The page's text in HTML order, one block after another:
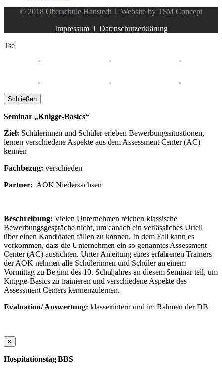
© 2018 Oberschule Hanstedt l Website by TSM Concept
Impressuml Datenschutzerklärung
Tse
Schließen
Seminar „Knigge-Basics“
Ziel: Schülerinnen und Schüler erleben Bewerbungssituationen,
lernen verschiedene Aspekte aus dem Assessment Center (AC)
kennen
Fachbezug: verschieden
Partner: AOK Niedersachsen
Beschreibung: Vielen Unternehmen reichen klassische
Bewerbungsgespräche nicht, um danach ein verlässliches Urteil
über einen Kandidaten fällen zu können. In dem Fall kann es
vorkommen, dass die Unternehmen ein so genanntes Assessment
Center (AC) ausrichten. Unter Anleitung eines erfahrenen Trainers
der AOK nehmen alle Schülerinnen und Schüler an einem
Vormittag zu Beginn des 10. Schuljahres an diesem Seminar teil, um
Knigge-Basics zu trainieren und verschiedene Aspekte des
Assessment Centers kennenzulernen.
Evaluation/ Auswertung: klassenintern und im Rahmen der DB
×
Hospitationstag BBS